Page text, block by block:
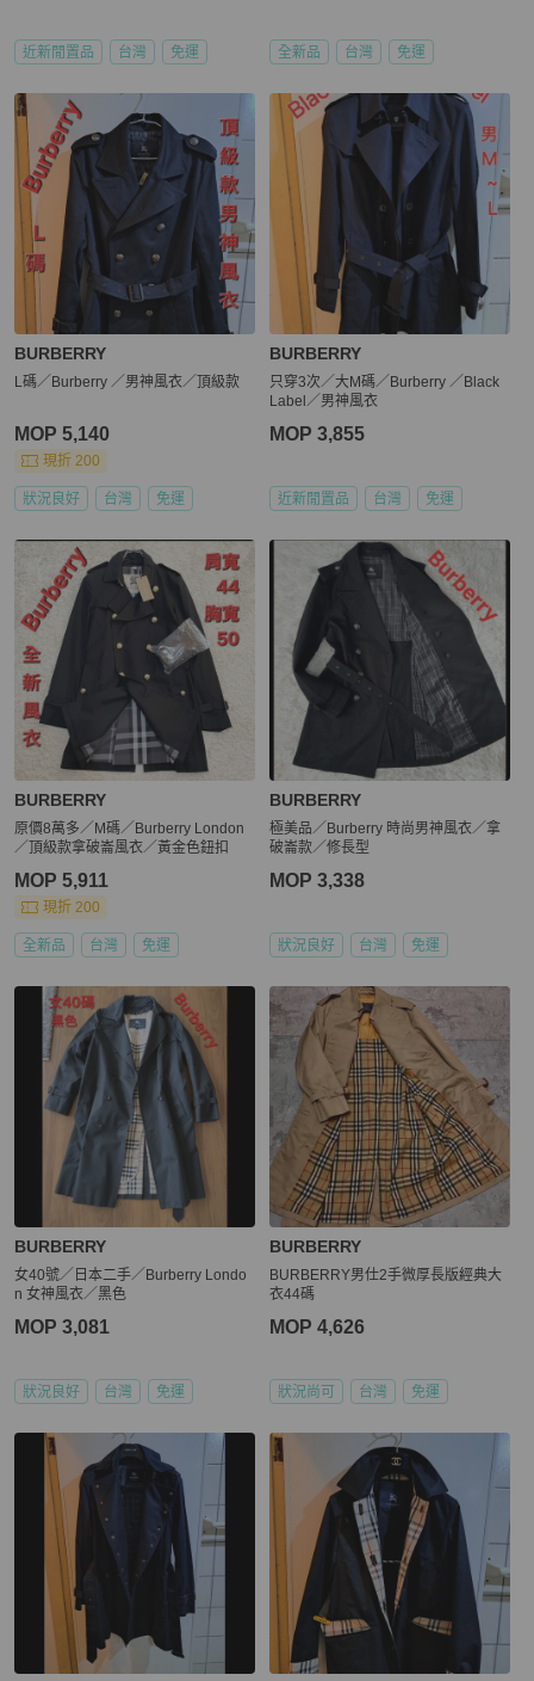
近新閒置品 台灣 免運 全新品 台灣 免運
BURBERRY
L碼／Burberry ／男神風衣／頂級款
MOP 5,140
現折 200
狀況良好 台灣 免運
BURBERRY
只穿3次／大M碼／Burberry ／Black
Label／男神風衣
MOP 3,855
近新閒置品 台灣 免運
BURBERRY
原價8萬多／M碼／Burberry London
／頂級款拿破崙風衣／黃金色鈕扣
MOP 5,911
現折 200
全新品 台灣 免運
BURBERRY
極美品／Burberry 時尚男神風衣／拿
破崙款／修長型
MOP 3,338
狀況良好 台灣 免運
BURBERRY
女40號／日本二手／Burberry Londo
n 女神風衣／黑色
MOP 3,081
狀況良好 台灣 免運
BURBERRY
BURBERRY男仕2手微厚長版經典大
衣44碼
MOP 4,626
狀況尚可 台灣 免運